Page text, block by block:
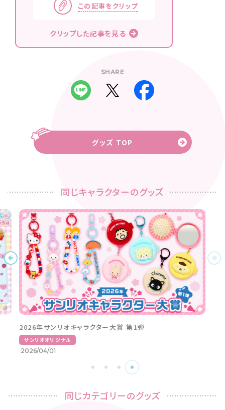
この記事をクリップ
クリップした記事を見る
SHARE
グッズ TOP
同じキャラクターのグッズ
同じカテゴリーのグッズ